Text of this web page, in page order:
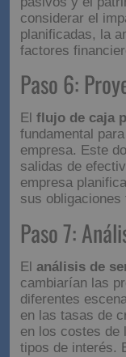
El siguiente
Esto implica
pasivos y el
considerar el
planificadas, la
Paso 6:
de Caja
Elflujo de caja
empresa. Este
salidas de
empresa
sus obligaciones
Paso 7: